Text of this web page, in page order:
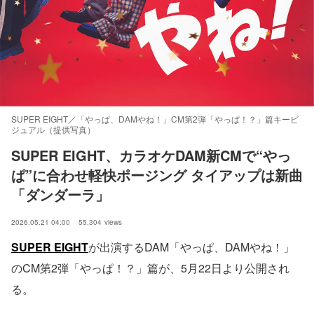
SUPER EIGHT／「やっぱ、DAMやね！」CM第2弾「やっぱ！？」篇キービ
ジュアル（提供写真）
SUPER EIGHT、カラオケDAM新CMで“やっ
ぱ”に合わせ軽快ポージング タイアップは新曲
「ダンダーラ」
2026.05.21 04:00 55,304 views
SUPER EIGHTが出演するDAM「やっぱ、DAMやね！」
のCM第2弾「やっぱ！？」篇が、5月22日より公開され
る。